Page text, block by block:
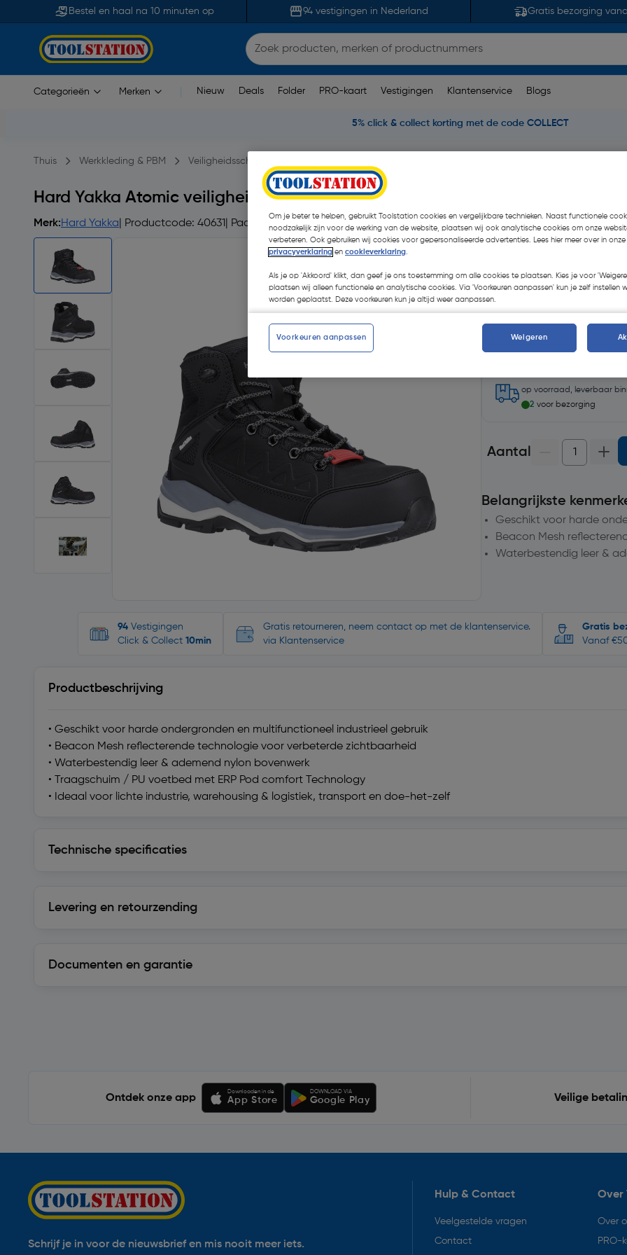
Bestel en haal na 10 minuten op 94 vestigingen in Nederland Gratis bezorging
Categorieën Merken Nieuw Deals Folder PRO-kaart Vestigingen Klantenservice Blogs
5% click & collect korting met de code COLLECT
Thuis Werkkleding & PBM Veiligheidsschoenen
Hard Yakka Atomic veiligheidsschoenen S1P 38 zwart
Merk:Hard Yakka | Productcode: 40631 | Paar
Kies productvariant
op voorraad, leverbaar
2 voor bezorging
Aantal
Belangrijkste
Geschikt voor harde
Beacon Mesh
Waterbestendig leer &
94 Vestigingen
Click & Collect 10min
Gratis retourneren, neem contact op met de klantenservice.
via Klantenservice
Gratis
Vanaf
Productbeschrijving
• Geschikt voor harde ondergronden en multifunctioneel industrieel gebruik
• Beacon Mesh reflecterende technologie voor verbeterde zichtbaarheid
• Waterbestendig leer & ademend nylon bovenwerk
• Traagschuim / PU voetbed met ERP Pod comfort Technology
• Ideaal voor lichte industrie, warehousing & logistiek, transport en doe-het-zelf
Technische specificaties
Levering en retourzending
Documenten en garantie
Ontdek onze app
Downloaden in de
App Store
DOWNLOAD VIA
Google Play Veilige
Schrijf je in voor de nieuwsbrief en mis nooit meer iets.
Hulp & Contact
Veelgestelde vragen
Contact
Over
Over
PRO-
Om je beter te helpen, gebruikt Toolstation cookies en vergelijkbare technieken. Naast functionele
noodzakelijk zijn voor de werking van de website, plaatsen wij ook analytische cookies om onze
verbeteren. Ook gebruiken wij cookies voor gepersonaliseerde advertenties. Lees hier meer over in onze
privacyverklaring en cookieverklaring.
Als je op 'Akkoord' klikt, dan geef je ons toestemming om alle cookies te plaatsen. Kies je voor
plaatsen wij alleen functionele en analytische cookies. Via 'Voorkeuren aanpassen' kun je zelf instellen
worden geplaatst. Deze voorkeuren kun je altijd weer aanpassen.
Voorkeuren aanpassen Weigeren